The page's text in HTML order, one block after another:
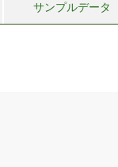
サンプルデータ